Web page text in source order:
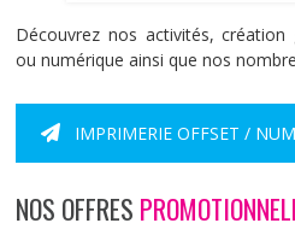
Découvrez nos activités,
ou numérique ainsi que nos
IMPRIMERIE OFFSET /
NOS OFFRES